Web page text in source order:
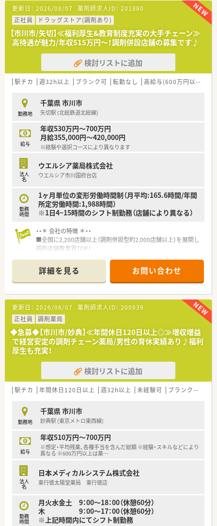
■年間休日が120日とワークライフバランスが整っています
■日用品から常備薬まで、従業員割引制度など嬉しいメリットも
たくさんあります！
更新日： 2026/08/07 薬剤師求人ID： 201880
正社員
ドラッグストア(調剤あり)
【市川市/矢切】≪福利厚生&教育制度充実の大手チェーン≫
高待遇が魅力/年収515万円～！調剤併設店舗の募集です♪
検討リストに追加
駅チカ 週32h以上 ブランク可 転勤なし 高給与(600万円以上)
勤務地
千葉県 市川市
矢切駅 (北総鉄道北総線)
給与
年収530万円～700万円
月給355,000円～420,000円
※経験や選択コースにより異なります
法人
名
ウエルシア薬局株式会社
ウエルシア市川国府台店
勤務
時間
1ヶ月単位の変形労働時間制（月平均:165.6時間/年間
所定労働時間:1,988時間）
※1日4~15時間のシフト制勤務（店舗により異なる）
・・＊ 会社の特徴 ＊・・
■全国に2,200店舗以上（調剤併設型約2,000店舗以上）を展開し
調剤店舗数業界TOP！
頑張り次第で高給与も可能！
■経験や勤務コースによりますが、経験の少ない方でも500万前
半スタートと業界TOP水準！
■職種や職域に合わせ、豊富な社内研修や外部組織と連携した研
修を用意されています
■薬剤師が中心の会社だからこそ活躍できるキャリアパスが多
種多様に用意されています。
■店舗拡大に伴い、エリアマネジャーや営業部長等のマネジメン
トのポジションも増えます。
■在宅や教育等の専門性を活かせるスペシャリストを目指すこ
とも可能です。
■その他にも、管理部門や商品部門等の本社スタッフなど活動領
域は多種多様です。
■在宅実施店舗は年々増加しており、在宅医療へもしっかりと関
わる事ができます。
時短勤務ができるよう変更予定です。
■年間休日が120日とワークライフバランスが整っています
■日用品から常備薬まで、従業員割引制度など嬉しいメリットも
たくさんあります！
詳細を見る お問い合わせ
更新日： 2026/08/07 薬剤師求人ID： 200939
正社員
調剤薬局
◆急募◆【市川市/妙典】≪年間休日120日以上◎≫増収増益
で経営安定の調剤チェーン薬局/男性の育休実績あり♪福利
厚生も充実！
検討リストに追加
駅チカ 年間休日120日以上 週32h以上 未経験可 ブランク可
勤務地
千葉県 市川市
妙典駅 (東京メトロ東西線)
給与
年収510万円～700万円
※想定・平均残業、各種手当を含んだ総額 ※経験・スキルなどにより
異なる ※600万円以上は薬…
法人
名
日本メディカルシステム株式会社
東行徳太陽堂薬局 東行徳店
勤務
時間
月火水金土 9：00～18：00（休憩60分）
木 9：00～17：00（休憩60分）
※上記時間内にてシフト制勤務